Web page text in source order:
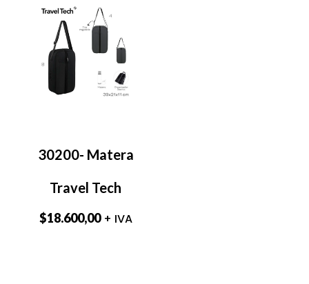
30200- Matera
Travel Tech
$18.600,00 + IVA